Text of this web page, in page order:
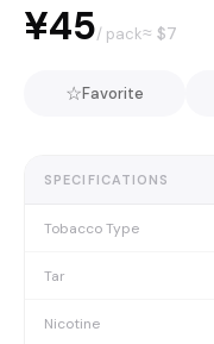
¥45/ pack≈ $7
☆Favorite
SPECIFICATIONS
Tobacco Type
Tar
Nicotine